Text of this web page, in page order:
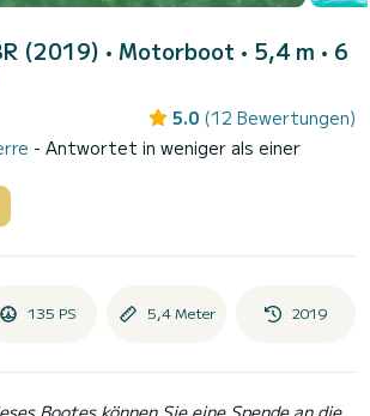
(2019) • Motorboot • 5,4 m • 6
5.0 (12 Bewertungen)
- Antwortet in weniger als einer
135 PS 5,4 Meter 2019